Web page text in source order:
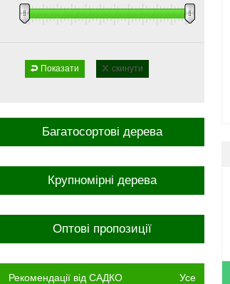
Багатосортові дерева
Крупномірні дерева
Оптові пропозиції
Рекомендації від САДКО Усе
Показати скинути